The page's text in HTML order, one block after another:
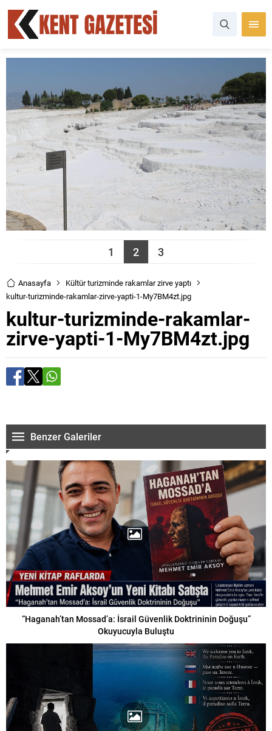
1 2 3
Anasayfa
Kültür turizminde rakamlar zirve yaptı
kultur-turizminde-rakamlar-zirve-yapti-1-My7BM4zt.jpg
kultur-turizminde-rakamlar-
zirve-yapti-1-My7BM4zt.jpg
Benzer Galeriler
“Haganah’tan Mossad’a: İsrail Güvenlik Doktrininin Doğuşu”
Okuyucuyla Buluştu